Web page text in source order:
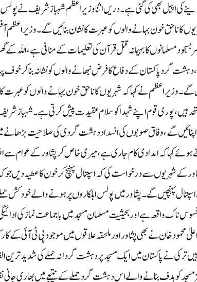
اپیل بھی کی گئی ہے۔دریں اثنا وزیراعظم شہبازشریف نے پولس
کا ناحق خون بہانے والوں کو عبرت کا نشان بنائیں گے۔ وزیر
مسلمانوں کا بہیمانہ قتل قرآن کی تعلیمات کے منافی ہے ، اللہ کے
گرد پاکستان کے دفاع کا فرض نبھانے والوں کو نشانہ بنا کر خوف
گے ۔وزیراعظم نے کہا کہ شہریوں کا ناحق خون بہانے والوں کو
ہیں،پوری قوم اپنے شہدا کو سلام عقیدت پیش کرتی ہے ۔شہباز
گے ، وفاق صوبوں کی انسداد دہشت گردی کی صلاحیت بڑھانے
کہا کہ امدادی کام جاری ہے ، میری خاص کر پشاور کے عوام سے
کے شہریوں سے درخواست کی کہ اسپتال پہنچ کر خون کا عطیہ دیں جو
پہنچیں گے ۔پشاور میں پولس اہلکاروں پر ہونے والے خودکش
افسوس ناک واقعہ ہے اور بحیثیت مسلمان مسجد میں باجماعت نماز کی
خان نے بھی پشاور اور ملحقہ علاقوں میں موجود پی ٹی آئی کے
نے پاکستان میں ایک مسجد پر دہشت گرد انہ حملے کی شدید
مسجد کوہدف بنانے والے اس دہشت گرد حملے کے نتیجے میں بھاری